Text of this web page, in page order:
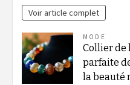
Voir article complet
MODE
Collier de
parfaite
la beauté